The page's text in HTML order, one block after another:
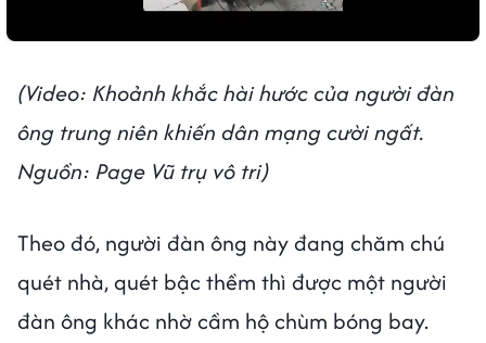
(Video: Khoảnh khắc hài hước của người đàn
ông trung niên khiến dân mạng cười ngất.
Nguồn: Page Vũ trụ vô tri)
Theo đó, người đàn ông này đang chăm chú
quét nhà, quét bậc thềm thì được một người
đàn ông khác nhờ cầm hộ chùm bóng bay.